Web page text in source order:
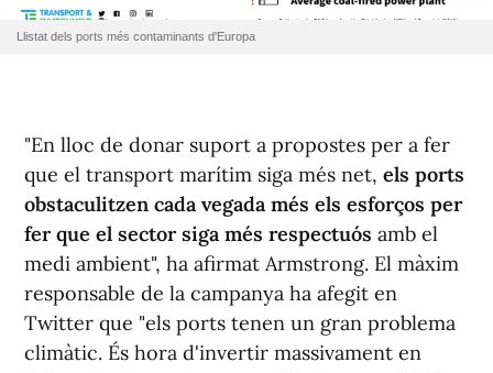
Llistat dels ports més contaminants d'Europa
"En lloc de donar suport a propostes per a fer
que el transport marítim siga més net, els ports
obstaculitzen cada vegada més els esforços per
fer que el sector siga més respectuós amb el
medi ambient", ha afirmat Armstrong. El màxim
responsable de la campanya ha afegit en
Twitter que "els ports tenen un gran problema
climàtic. És hora d'invertir massivament en